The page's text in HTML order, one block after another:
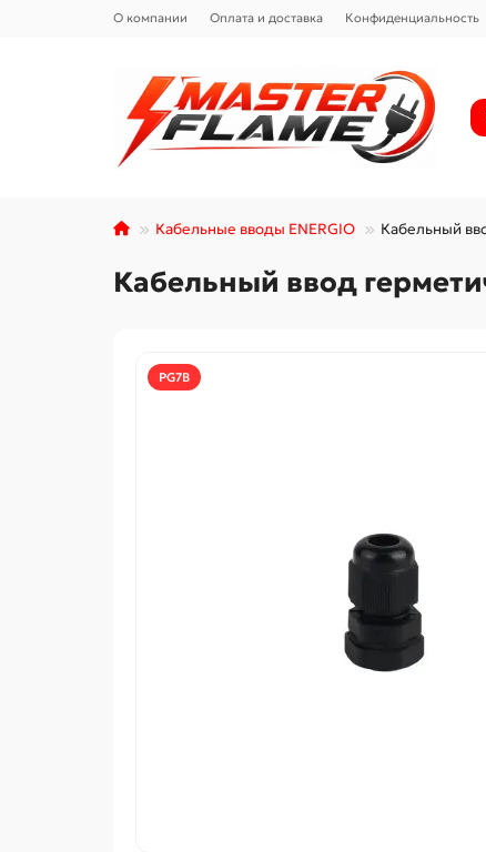
О компании Оплата и доставка Конфиденциальность
Кабельные вводы ENERGIO Кабельный
Кабельный ввод
PG7B